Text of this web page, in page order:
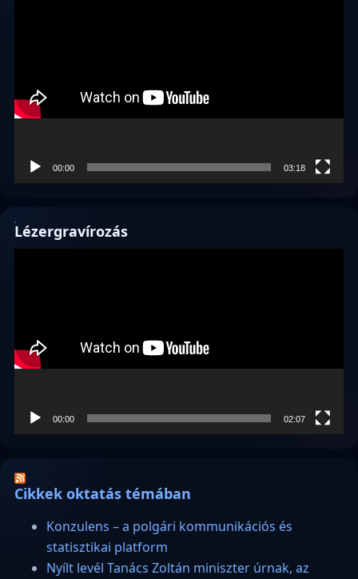
00:00 03:18
Lézergravírozás
00:00 02:07
Cikkek oktatás témában
Konzulens – a polgári kommunikációs és
statisztikai platform
Nyílt levél Tanács Zoltán miniszter úrnak, az